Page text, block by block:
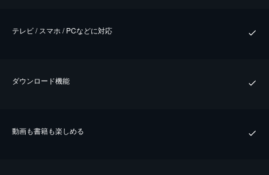
テレビ / スマホ / PCなどに対応
ダウンロード機能
動画も書籍も楽しめる